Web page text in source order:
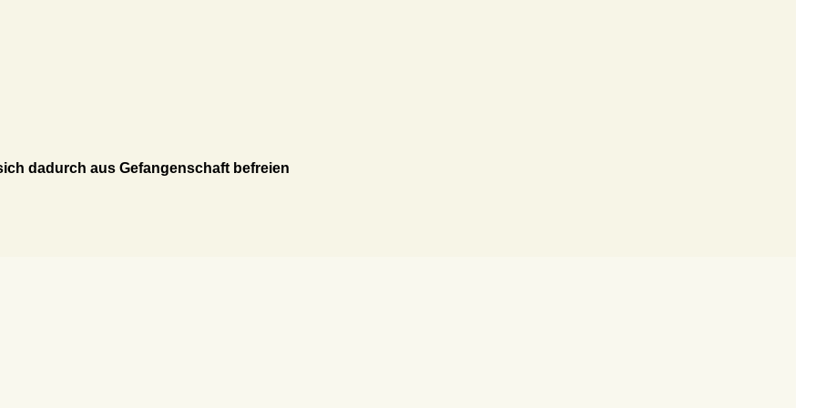
dadurch aus Gefangenschaft befreien